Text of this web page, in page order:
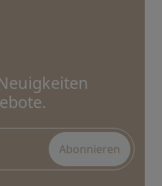
Abonnieren